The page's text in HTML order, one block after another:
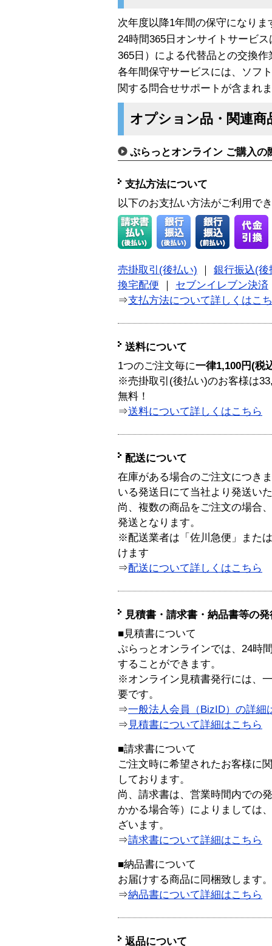
次年度以降1年間の保守になりま
24時間365日オンサイトサービ
365日）による代替品との交換
各年間保守サービスには、ソフ
関する問合せサポートが含まれ
オプション品・関連商
ぷらっとオンライン ご購入の
支払方法について
以下のお支払い方法がご利用で
売掛取引(後払い)
銀行振込(後
換宅配便
セブンイレブン決済
⇒支払方法について詳しくはこ
送料について
1つのご注文毎に一律1,100円(税
※売掛取引(後払い)のお客様は
無料！
⇒送料について詳しくはこちら
配送について
在庫がある場合のご注文につき
いる発送日にて当社より発送い
尚、複数の商品をご注文の場合
発送となります。
※配送業者は「佐川急便」また
けます
⇒配送について詳しくはこちら
見積書・請求書・納品書等の
■見積書について
ぷらっとオンラインでは、24時
することができます。
※オンライン見積書発行には、
要です。
⇒一般法人会員（BizID）の詳細
⇒ 見積書について詳細はこちら
■請求書について
ご注文時に希望されたお客様に
しております。
尚、請求書は、営業時間内での
かかる場合等）によりましては
ざいます。
⇒請求書について詳細はこちら
■納品書について
お届けする商品に同梱致します。
⇒納品書について詳細はこちら
返品について